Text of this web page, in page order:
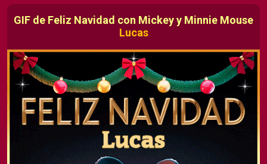
GIF de Feliz Navidad con Mickey y Minnie Mouse
Lucas